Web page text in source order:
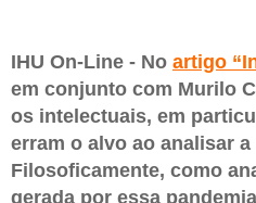
IHU On-Line - No artigo
em conjunto com Murilo
os intelectuais, em
erram o alvo ao analisar
Filosoficamente, como
gerada por essa